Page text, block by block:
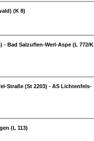
(K 8)
- Bad Salzuflen-Werl-Aspe (L 772/K
Straße (St 2203) - AS Lichtenfels-
(L 113)